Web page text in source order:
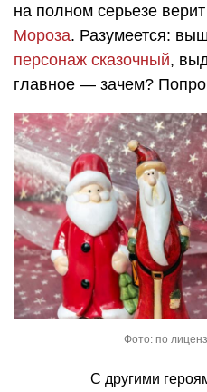
на полном серьезе
Мороза. Разумеется:
персонаж сказочный,
главное — зачем?
Фото: по
С другими